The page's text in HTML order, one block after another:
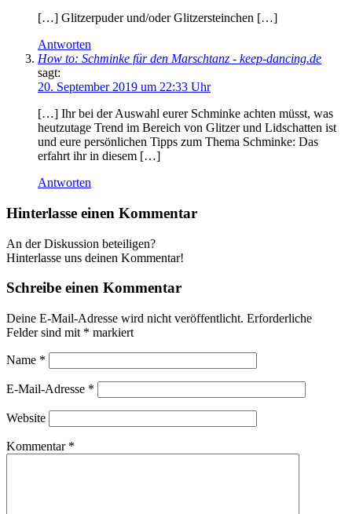
[…] Glitzerpuder und/oder Glitzersteinchen […]
Antworten
How to: Schminke für den Marschtanz - keep-dancing.de
sagt:
20. September 2019 um 22:33 Uhr
[…] Ihr bei der Auswahl eurer Schminke achten müsst, was
heutzutage Trend im Bereich von Glitzer und Lidschatten ist
und eure persönlichen Tipps zum Thema Schminke: Das
erfahrt ihr in diesem […]
Antworten
Hinterlasse einen Kommentar
An der Diskussion beteiligen?
Hinterlasse uns deinen Kommentar!
Schreibe einen Kommentar
Deine E-Mail-Adresse wird nicht veröffentlicht. Erforderliche
Felder sind mit * markiert
Name *
E-Mail-Adresse *
Website
Kommentar *